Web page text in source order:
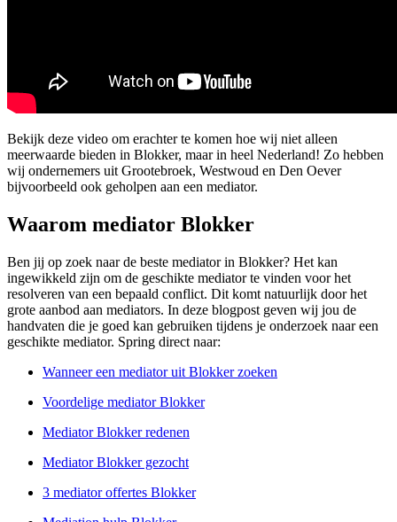
Bekijk deze video om erachter te komen hoe wij niet alleen
meerwaarde bieden in Blokker, maar in heel Nederland! Zo hebben
wij ondernemers uit Grootebroek, Westwoud en Den Oever
bijvoorbeeld ook geholpen aan een mediator.
Waarom mediator Blokker
Ben jij op zoek naar de beste mediator in Blokker? Het kan
ingewikkeld zijn om de geschikte mediator te vinden voor het
resolveren van een bepaald conflict. Dit komt natuurlijk door het
grote aanbod aan mediators. In deze blogpost geven wij jou de
handvaten die je goed kan gebruiken tijdens je onderzoek naar een
geschikte mediator. Spring direct naar:
Wanneer een mediator uit Blokker zoeken
Voordelige mediator Blokker
Mediator Blokker redenen
Mediator Blokker gezocht
3 mediator offertes Blokker